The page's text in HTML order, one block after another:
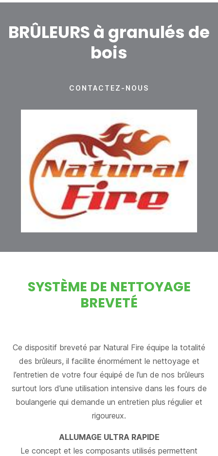
BRÛLEURS à granulés de
bois
CONTACTEZ-NOUS
SYSTÈME DE NETTOYAGE
BREVETÉ
Ce dispositif breveté par Natural Fire équipe la totalité
des brûleurs, il facilite énormément le nettoyage et
l’entretien de votre four équipé de l’un de nos brûleurs
surtout lors d’une utilisation intensive dans les fours de
boulangerie qui demande un entretien plus régulier et
rigoureux.
ALLUMAGE ULTRA RAPIDE
Le concept et les composants utilisés permettent